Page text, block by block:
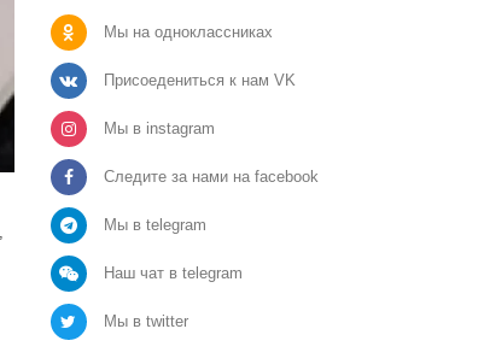
Мы на одноклассниках
Присоедениться к нам VK
Мы в instagram
Следите за нами на facebook
Мы в telegram
Наш чат в telegram
Мы в twitter